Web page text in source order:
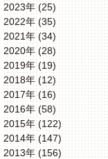
2023年 (25)
2022年 (35)
2021年 (34)
2020年 (28)
2019年 (19)
2018年 (12)
2017年 (16)
2016年 (58)
2015年 (122)
2014年 (147)
2013年 (156)